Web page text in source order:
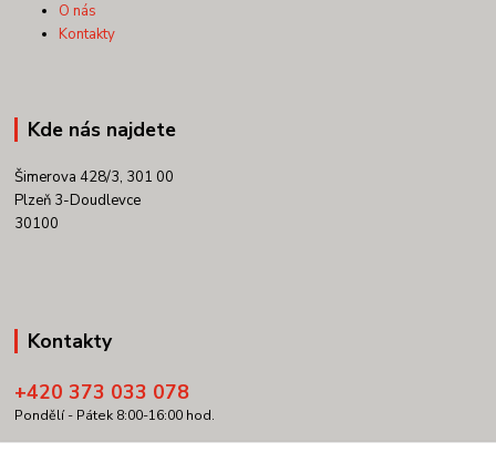
O nás
Kontakty
Kde nás najdete
Šimerova 428/3, 301 00
Plzeň 3-Doudlevce
30100
Kontakty
+420 373 033 078
Pondělí - Pátek 8:00-16:00 hod.